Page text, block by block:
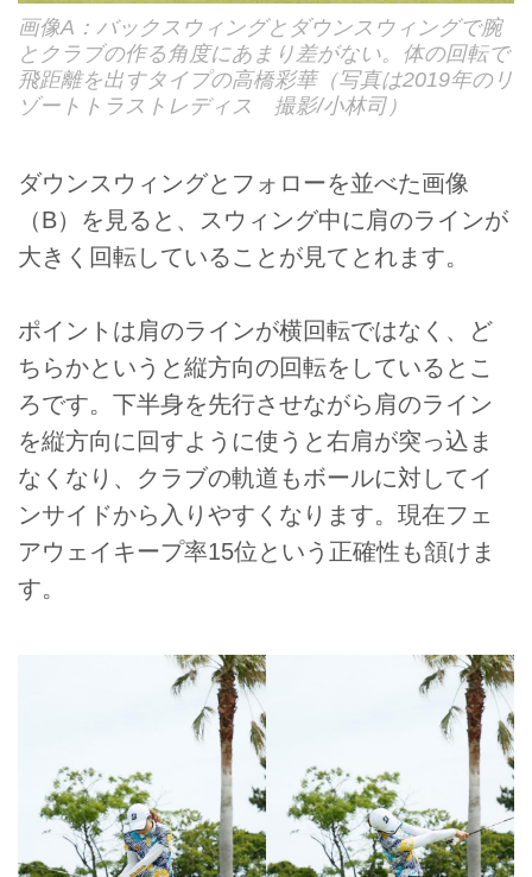
画像A：バックスウィングとダウンスウィングで腕
とクラブの作る角度にあまり差がない。体の回転で
飛距離を出すタイプの高橋彩華（写真は2019年のリ
ゾートトラストレディス 撮影/小林司）
ダウンスウィングとフォローを並べた画像
（B）を見ると、スウィング中に肩のラインが
大きく回転していることが見てとれます。
ポイントは肩のラインが横回転ではなく、ど
ちらかというと縦方向の回転をしているとこ
ろです。下半身を先行させながら肩のライン
を縦方向に回すように使うと右肩が突っ込ま
なくなり、クラブの軌道もボールに対してイ
ンサイドから入りやすくなります。現在フェ
アウェイキープ率15位という正確性も頷けま
す。